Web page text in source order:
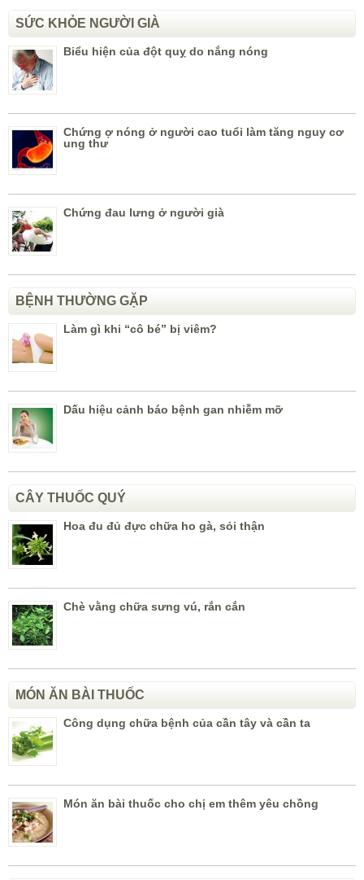
SỨC KHỎE NGƯỜI GIÀ
Biểu hiện của đột quỵ do nắng nóng
Chứng ợ nóng ở người cao tuổi làm tăng nguy cơ
ung thư
Chứng đau lưng ở người già
BỆNH THƯỜNG GẶP
Làm gì khi “cô bé” bị viêm?
Dấu hiệu cảnh báo bệnh gan nhiễm mỡ
CÂY THUỐC QUÝ
Hoa đu đủ đực chữa ho gà, sỏi thận
Chè vằng chữa sưng vú, rắn cắn
MÓN ĂN BÀI THUỐC
Công dụng chữa bệnh của cần tây và cần ta
Món ăn bài thuốc cho chị em thêm yêu chồng